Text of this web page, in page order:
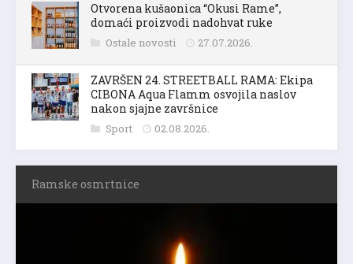
Otvorena kušaonica “Okusi Rame”,
domaći proizvodi nadohvat ruke
Ostale novosti 27.07.2026.
ZAVRŠEN 24. STREETBALL RAMA: Ekipa
CIBONA Aqua Flamm osvojila naslov
nakon sjajne završnice
Sport 02.08.2026.
Ramske osmrtnice